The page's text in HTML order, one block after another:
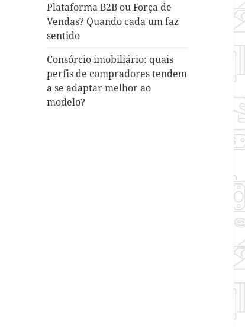
Plataforma B2B ou Força de
Vendas? Quando cada um faz
sentido
Consórcio imobiliário: quais
perfis de compradores tendem
a se adaptar melhor ao
modelo?